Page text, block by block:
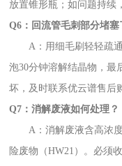
放置锥形瓶；如问题持续
Q6：回流管毛刺部分堵塞
A：用细毛刷轻轻疏
泡30分钟溶解结晶物，最
坏，及时联系优云谱售后
Q7：消解废液如何处理？
A：消解废液含高浓
险废物（HW21）。必须